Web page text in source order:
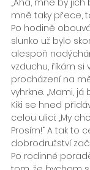
„Aha, mně by jich
mně taky přece,
Po hodině
slunko už bylo
alespoň
vzduchu, říkám si
procházení na
vyhrkne. „Mami,
Kiki se hned
celou ulici: „My
Prosím!“ A tak to
dobrodružství
Po rodinné